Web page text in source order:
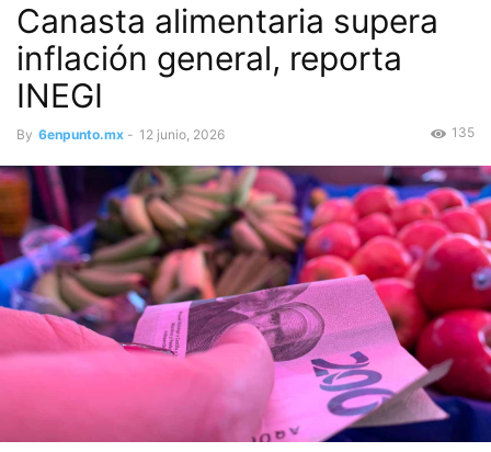
Canasta alimentaria supera
inflación general, reporta
INEGI
By 6enpunto.mx - 12 junio, 2026 135